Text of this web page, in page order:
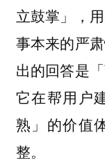
立鼓掌」，
事本来的严
出的回答是
它在帮用户
熟」的价值
整。